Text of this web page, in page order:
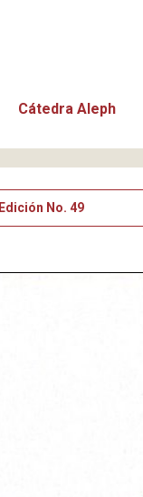
Cátedra Aleph
Edición No. 49